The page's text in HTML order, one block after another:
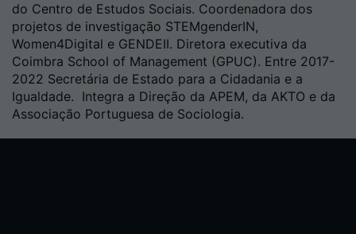
do Centro de Estudos Sociais. Coordenadora dos
projetos de investigação STEMgenderIN,
Women4Digital e GENDEII. Diretora executiva da
Coimbra School of Management (GPUC). Entre 2017-
2022 Secretária de Estado para a Cidadania e a
Igualdade. Integra a Direção da APEM, da AKTO e da
Associação Portuguesa de Sociologia.